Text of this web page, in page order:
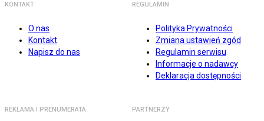
KONTAKT
O nas
Kontakt
Napisz do nas
REGULAMIN
Polityka Prywatności
Zmiana ustawień zgód
Regulamin serwisu
Informacje o nadawcy
Deklaracja dostępności
REKLAMA I PRENUMERATA PARTNERZY